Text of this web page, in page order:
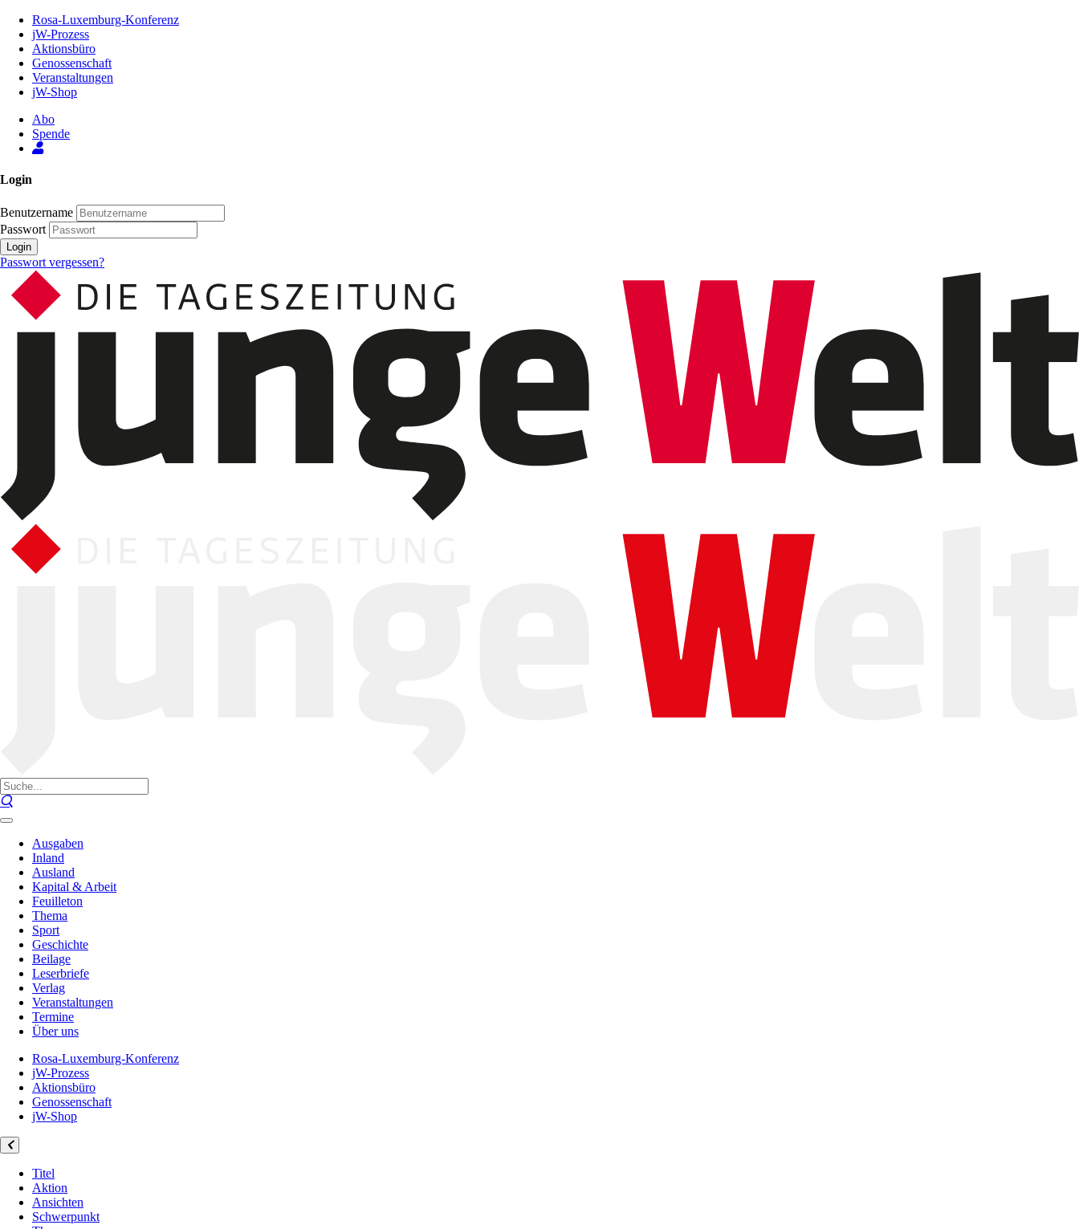
Inhalt
Seite
Rosa-Luxemburg-Konferenz
jW-Prozess
Aktionsbüro
Genossenschaft
Veranstaltungen
jW-Shop
Abo
Spende
Login
Benutzername
Passwort
Login
Passwort vergessen?
Ausgaben
Inland
Ausland
Kapital & Arbeit
Feuilleton
Thema
Sport
Geschichte
Beilage
Leserbriefe
Verlag
Veranstaltungen
Termine
Über uns
Rosa-Luxemburg-Konferenz
jW-Prozess
Aktionsbüro
Genossenschaft
jW-Shop
Titel
Aktion
Ansichten
Schwerpunkt